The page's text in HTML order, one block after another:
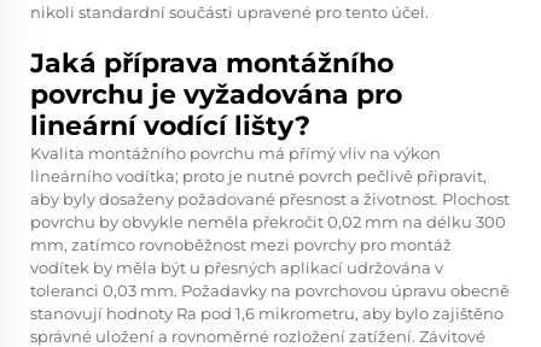
nikoli standardní součásti upravené pro tento účel.
Jaká příprava montážního
povrchu je vyžadována pro
lineární vodící lišty?
Kvalita montážního povrchu má přímý vliv na výkon
lineárního vodítka; proto je nutné povrch pečlivě připravit,
aby byly dosaženy požadované přesnost a životnost. Plochost
povrchu by obvykle neměla překročit 0,02 mm na délku 300
mm, zatímco rovnoběžnost mezi povrchy pro montáž
vodítek by měla být u přesných aplikací udržována v
toleranci 0,03 mm. Požadavky na povrchovou úpravu obecně
stanovují hodnoty Ra pod 1,6 mikrometru, aby bylo zajištěno
správné uložení a rovnoměrné rozložení zatížení. Závitové